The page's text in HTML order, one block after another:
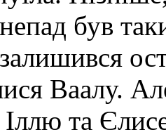
був
Ваалу.
та